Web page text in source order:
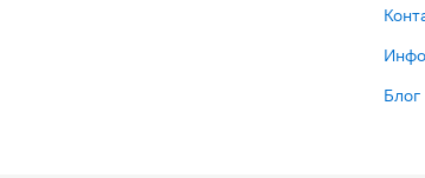
Блог